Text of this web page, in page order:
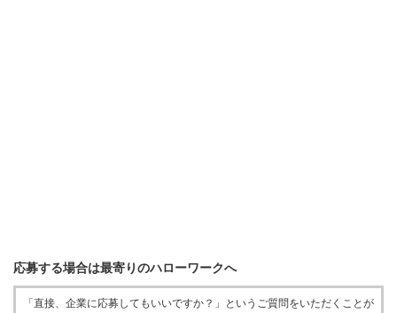
応募する場合は最寄りのハローワークへ
「直接、企業に応募してもいいですか？」というご質問をいただくことが